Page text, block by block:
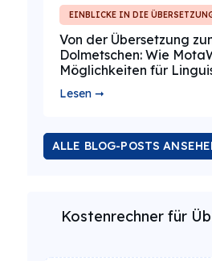
EINBLICKE IN DIE
Von der Übersetzung
Dolmetschen: Wie
Möglichkeiten für
Lesen ➞
ALLE BLOG-POSTS
Kostenrechner für